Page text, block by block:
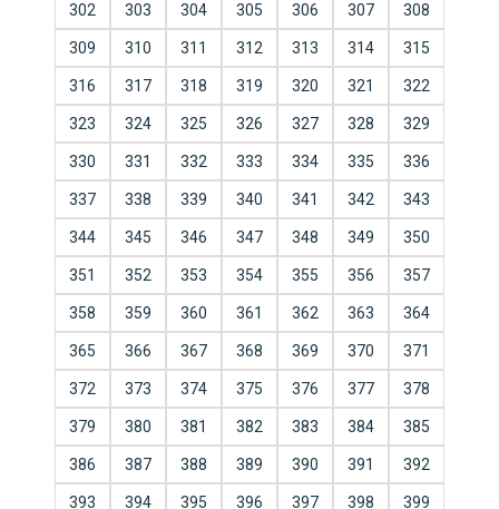
302 303 304 305 306 307 308
309 310 311 312 313 314 315
316 317 318 319 320 321 322
323 324 325 326 327 328 329
330 331 332 333 334 335 336
337 338 339 340 341 342 343
344 345 346 347 348 349 350
351 352 353 354 355 356 357
358 359 360 361 362 363 364
365 366 367 368 369 370 371
372 373 374 375 376 377 378
379 380 381 382 383 384 385
386 387 388 389 390 391 392
393 394 395 396 397 398 399